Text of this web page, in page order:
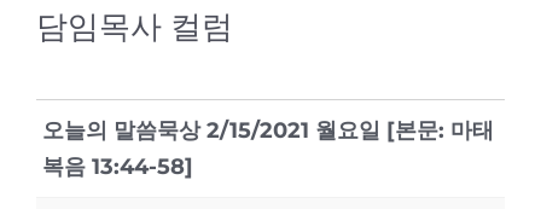
담임목사 컬럼
오늘의 말씀묵상 2/15/2021 월요일 [본문: 마태
복음 13:44-58]